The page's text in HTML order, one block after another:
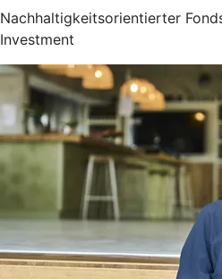
Nachhaltigkeitsorientierter
Investment